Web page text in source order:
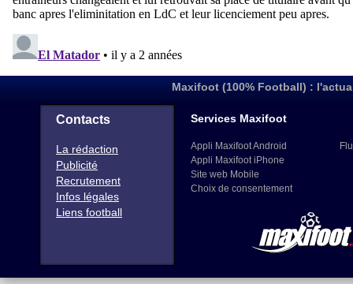
Maxifoot (100% Football) :
Contacts
La rédaction
Publicité
Recrutement
Infos légales
Liens football
Services Maxifoot
Appli Maxifoot Android
Appli Maxifoot iPhone
Site web Mobile
Choix de consentement